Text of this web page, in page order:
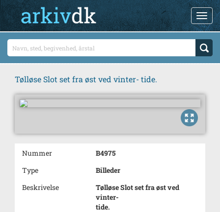
Tølløse Slot set fra øst ved vinter- tide.
Nummer
B4975
Type
Billeder
Beskrivelse
Tølløse Slot set fra øst ved
vinter-
tide.